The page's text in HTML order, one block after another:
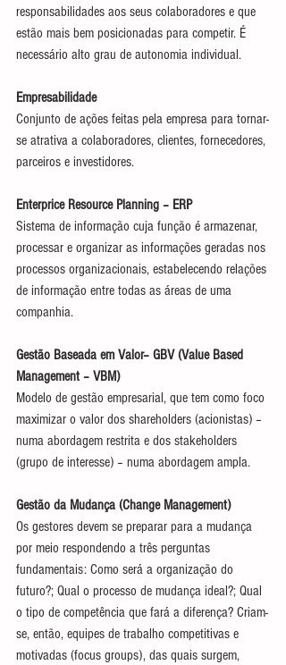
responsabilidades aos seus colaboradores e que
estão mais bem posicionadas para competir. É
necessário alto grau de autonomia individual.
Empresabilidade
Conjunto de ações feitas pela empresa para tornar-
se atrativa a colaboradores, clientes, fornecedores,
parceiros e investidores.
Enterprice Resource Planning – ERP
Sistema de informação cuja função é armazenar,
processar e organizar as informações geradas nos
processos organizacionais, estabelecendo relações
de informação entre todas as áreas de uma
companhia.
Gestão Baseada em Valor– GBV (Value Based
Management – VBM)
Modelo de gestão empresarial, que tem como foco
maximizar o valor dos shareholders (acionistas) –
numa abordagem restrita e dos stakeholders
(grupo de interesse) – numa abordagem ampla.
Gestão da Mudança (Change Management)
Os gestores devem se preparar para a mudança
por meio respondendo a três perguntas
fundamentais: Como será a organização do
futuro?; Qual o processo de mudança ideal?; Qual
o tipo de competência que fará a diferença? Criam-
se, então, equipes de trabalho competitivas e
motivadas (focus groups), das quais surgem,